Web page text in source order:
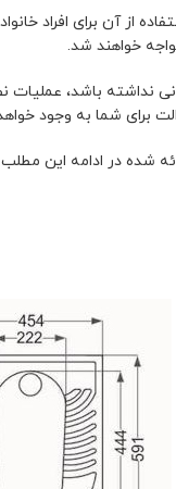
از آن برای افراد
خواهند شد.
نداشته باشد،
برای شما به وجود
شده در ادامه این مطلب